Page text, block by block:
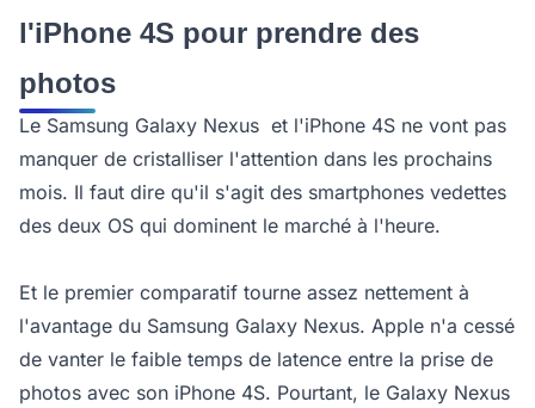
l'iPhone 4S pour prendre des
photos
Le Samsung Galaxy Nexus et l'iPhone 4S ne vont pas
manquer de cristalliser l'attention dans les prochains
mois. Il faut dire qu'il s'agit des smartphones vedettes
des deux OS qui dominent le marché à l'heure.
Et le premier comparatif tourne assez nettement à
l'avantage du Samsung Galaxy Nexus. Apple n'a cessé
de vanter le faible temps de latence entre la prise de
photos avec son iPhone 4S. Pourtant, le Galaxy Nexus